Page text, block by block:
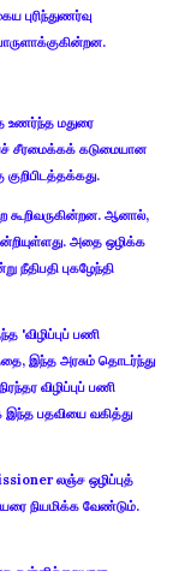
புரிந்துணர்வு
உணர்ந்த மதுரை
சீரமைக்கக் கடுமையான
கூறிவருகின்றன. ஆனால்,
அதை ஒழிக்க
புகழேந்தி
'விழிப்புப் பணி
இந்த அரசும் தொடர்ந்து
விழிப்புப் பணி
பதவியை வகித்து
லஞ்ச ஒழிப்புத்
நியமிக்க வேண்டும்.